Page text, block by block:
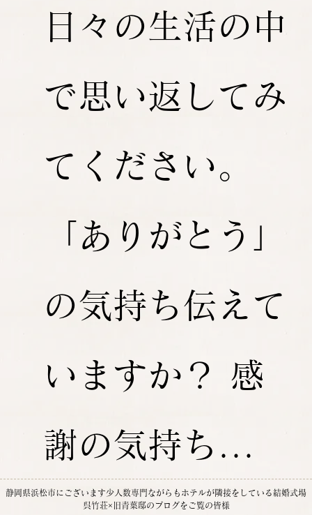
静岡県浜松市にございます少人数専門ながらもホテルが隣接をしている結婚式場
呉竹荘×旧青葉邸のブログをご覧の皆様
日々の生活の中
で思い返してみ
てください。
「ありがとう」
の気持ち伝えて
いますか？ 感
謝の気持ち...